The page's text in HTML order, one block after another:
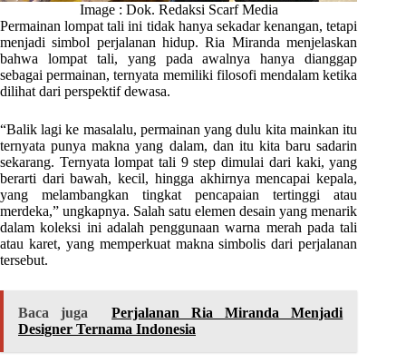
Image : Dok. Redaksi Scarf Media
Permainan lompat tali ini tidak hanya sekadar kenangan, tetapi
menjadi simbol perjalanan hidup. Ria Miranda menjelaskan
bahwa lompat tali, yang pada awalnya hanya dianggap
sebagai permainan, ternyata memiliki filosofi mendalam ketika
dilihat dari perspektif dewasa.
“Balik lagi ke masalalu, permainan yang dulu kita mainkan itu
ternyata punya makna yang dalam, dan itu kita baru sadarin
sekarang. Ternyata lompat tali 9 step dimulai dari kaki, yang
berarti dari bawah, kecil, hingga akhirnya mencapai kepala,
yang melambangkan tingkat pencapaian tertinggi atau
merdeka,” ungkapnya. Salah satu elemen desain yang menarik
dalam koleksi ini adalah penggunaan warna merah pada tali
atau karet, yang memperkuat makna simbolis dari perjalanan
tersebut.
Baca juga
Perjalanan Ria Miranda Menjadi
Designer Ternama Indonesia